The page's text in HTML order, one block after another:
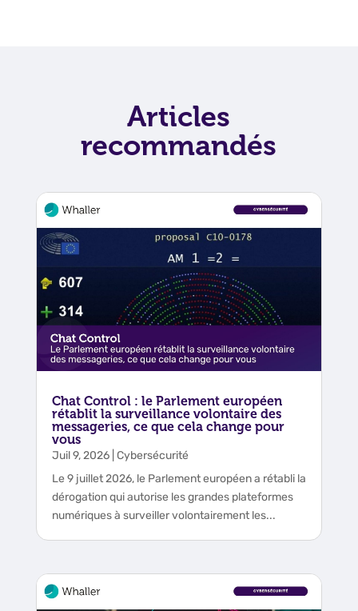
Articles
recommandés
Chat Control : le Parlement européen
rétablit la surveillance volontaire des
messageries, ce que cela change pour
vous
Juil 9, 2026| Cybersécurité
Le 9 juillet 2026, le Parlement européen a rétabli la
dérogation qui autorise les grandes plateformes
numériques à surveiller volontairement les...